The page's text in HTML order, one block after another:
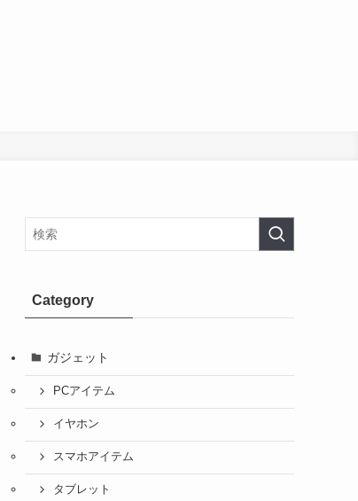
Category
ガジェット
PCアイテム
イヤホン
スマホアイテム
タブレット